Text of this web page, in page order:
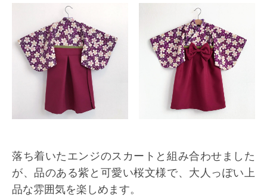
落ち着いたエンジのスカートと組み合わせました
が、品のある紫と可愛い桜文様で、大人っぽい上
品な雰囲気を楽しめます。